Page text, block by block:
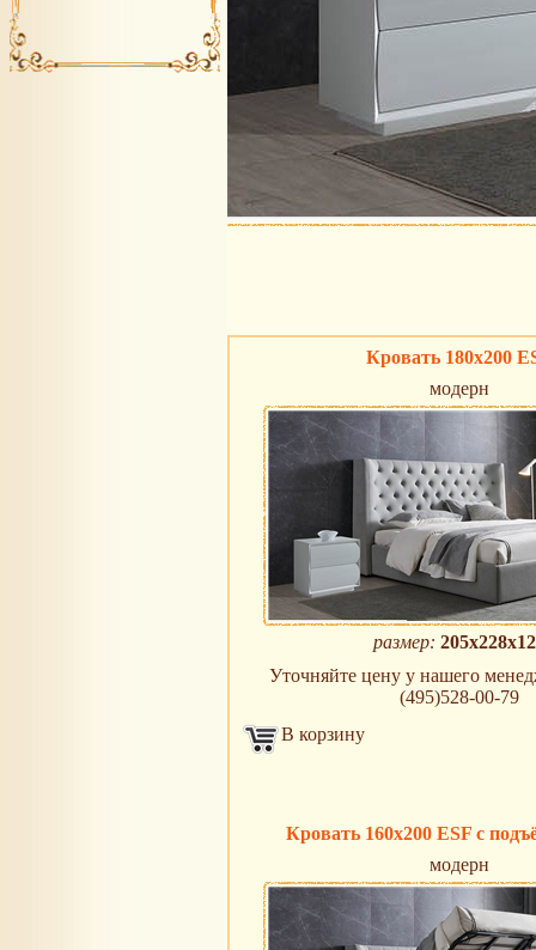
Кровать 180х200
модерн
размер:
Уточняйте цену у нашего
(495)528-00-79
В корзину
Кровать 160х200 ESF с
модерн